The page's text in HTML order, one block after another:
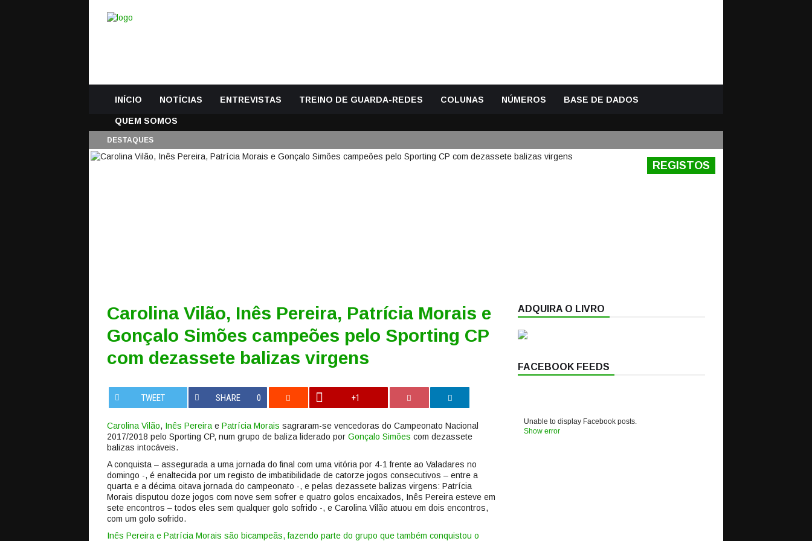
INÍCIO NOTÍCIAS ENTREVISTAS TREINO DE GUARDA-REDES COLUNAS NÚMEROS BASE DE DADOS
QUEM SOMOS
DESTAQUES
REGISTOS
Carolina Vilão, Inês Pereira, Patrícia Morais e
Gonçalo Simões campeões pelo Sporting CP
com dezassete balizas virgens
TWEET SHARE 0 +1
Carolina Vilão, Inês Pereira e Patrícia Morais sagraram-se vencedoras do Campeonato Nacional
2017/2018 pelo Sporting CP, num grupo de baliza liderado por Gonçalo Simões com dezassete
balizas intocáveis.
A conquista – assegurada a uma jornada do final com uma vitória por 4-1 frente ao Valadares no
domingo -, é enaltecida por um registo de imbatibilidade de catorze jogos consecutivos – entre a
quarta e a décima oitava jornada do campeonato -, e pelas dezassete balizas virgens: Patrícia
Morais disputou doze jogos com nove sem sofrer e quatro golos encaixados, Inês Pereira esteve em
sete encontros – todos eles sem qualquer golo sofrido -, e Carolina Vilão atuou em dois encontros,
com um golo sofrido.
Inês Pereira e Patrícia Morais são bicampeãs, fazendo parte do grupo que também conquistou o
ADQUIRA O LIVRO
FACEBOOK FEEDS
Unable to display Facebook posts.
Show error